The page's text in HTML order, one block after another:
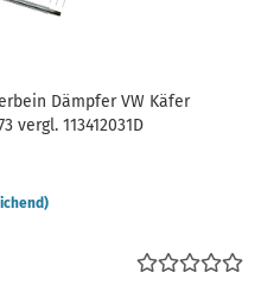
Dämpfer VW Käfer
vergl. 113412031D